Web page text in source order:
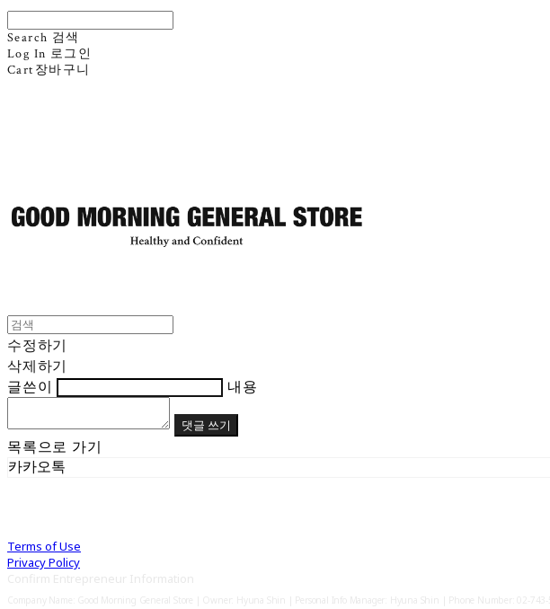
Search 검색
Log In 로그인
Cart 장바구니
수정하기
삭제하기
글쓴이
내용
댓글 쓰기
목록으로 가기
카카오톡
Terms of Use
Privacy Policy